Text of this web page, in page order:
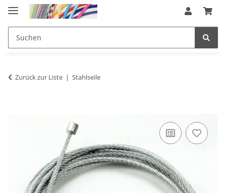
Zurück zur Liste Stahlseile